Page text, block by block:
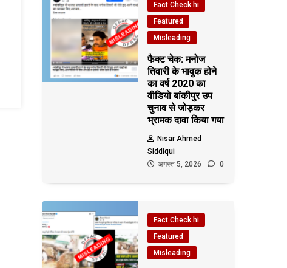
Fact Check hi
Featured
Misleading
फैक्ट चेक: मनोज
तिवारी के भावुक होने
का वर्ष 2020 का
वीडियो बांकीपुर उप
चुनाव से जोड़कर
भ्रामक दावा किया गया
Nisar Ahmed
Siddiqui
अगस्त 5, 2026
0
Fact Check hi
Featured
Misleading